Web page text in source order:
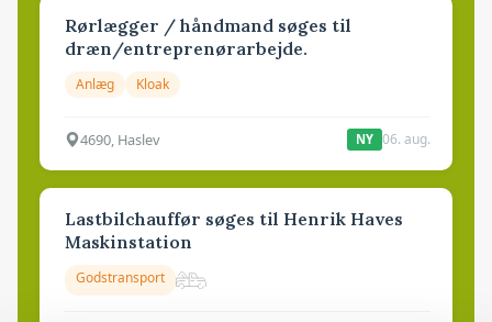
Rørlægger / håndmand søges til
dræn/entreprenørarbejde.
Anlæg Kloak
4690, Haslev NY 06. aug.
Lastbilchauffør søges til Henrik Haves
Maskinstation
Godstransport